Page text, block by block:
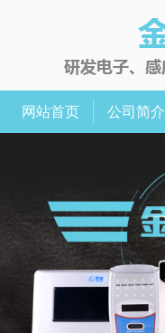
网站首页 公司简介